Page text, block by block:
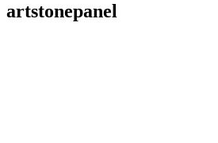
artstonepanel